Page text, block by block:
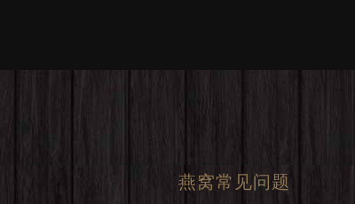
燕窝常见问题